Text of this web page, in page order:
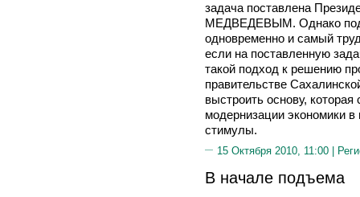
задача поставлена
МЕДВЕДЕВЫМ. Однако
одновременно и самый
если на поставленную
такой подход к решению
правительстве
выстроить основу,
модернизации экономики
стимулы.
15 Октября 2010, 11:00 |
В начале подъема